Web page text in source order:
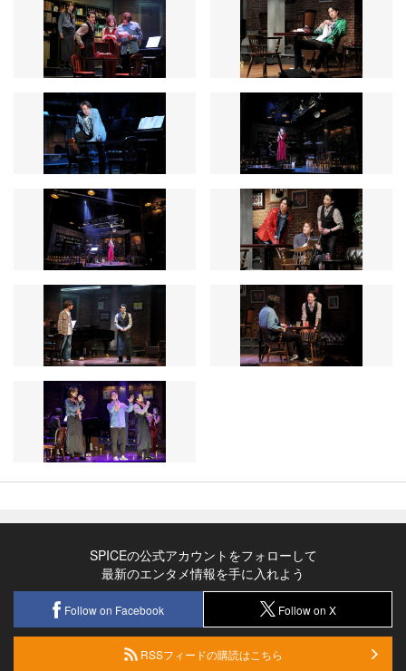
SPICEの公式アカウントをフォローして
最新のエンタメ情報を手に入れよう
Follow on Facebook Follow on X
RSSフィードの購読はこちら